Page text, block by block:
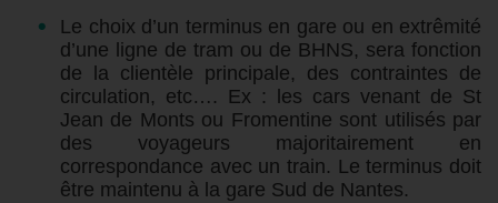
Le choix d’un terminus en gare ou en extrêmité
d’une ligne de tram ou de BHNS, sera fonction
de la clientèle principale, des contraintes de
circulation, etc…. Ex : les cars venant de St
Jean de Monts ou Fromentine sont utilisés par
des voyageurs majoritairement en
correspondance avec un train. Le terminus doit
être maintenu à la gare Sud de Nantes.